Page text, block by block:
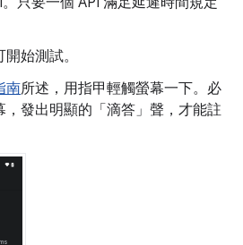
開始測試。
南所述，用指甲輕觸螢幕一下。必
，發出明顯的「滴答」聲，才能註